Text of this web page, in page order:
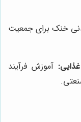
خنک برای جمعیت
آموزش فرآیند